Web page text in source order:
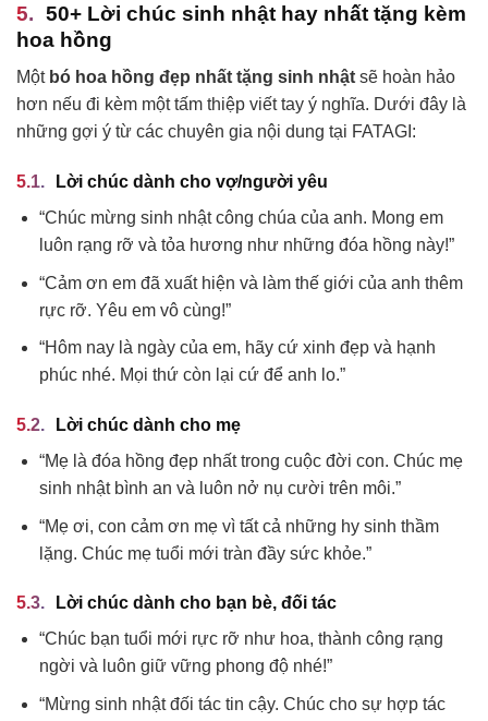
50+ Lời chúc sinh nhật hay nhất tặng kèm
hoa hồng
Một bó hoa hồng đẹp nhất tặng sinh nhật sẽ hoàn hảo
hơn nếu đi kèm một tấm thiệp viết tay ý nghĩa. Dưới đây là
những gợi ý từ các chuyên gia nội dung tại FATAGI:
Lời chúc dành cho vợ/người yêu
“Chúc mừng sinh nhật công chúa của anh. Mong em
luôn rạng rỡ và tỏa hương như những đóa hồng này!”
“Cảm ơn em đã xuất hiện và làm thế giới của anh thêm
rực rỡ. Yêu em vô cùng!”
“Hôm nay là ngày của em, hãy cứ xinh đẹp và hạnh
phúc nhé. Mọi thứ còn lại cứ để anh lo.”
Lời chúc dành cho mẹ
“Mẹ là đóa hồng đẹp nhất trong cuộc đời con. Chúc mẹ
sinh nhật bình an và luôn nở nụ cười trên môi.”
“Mẹ ơi, con cảm ơn mẹ vì tất cả những hy sinh thầm
lặng. Chúc mẹ tuổi mới tràn đầy sức khỏe.”
Lời chúc dành cho bạn bè, đối tác
“Chúc bạn tuổi mới rực rỡ như hoa, thành công rạng
ngời và luôn giữ vững phong độ nhé!”
“Mừng sinh nhật đối tác tin cậy. Chúc cho sự hợp tác